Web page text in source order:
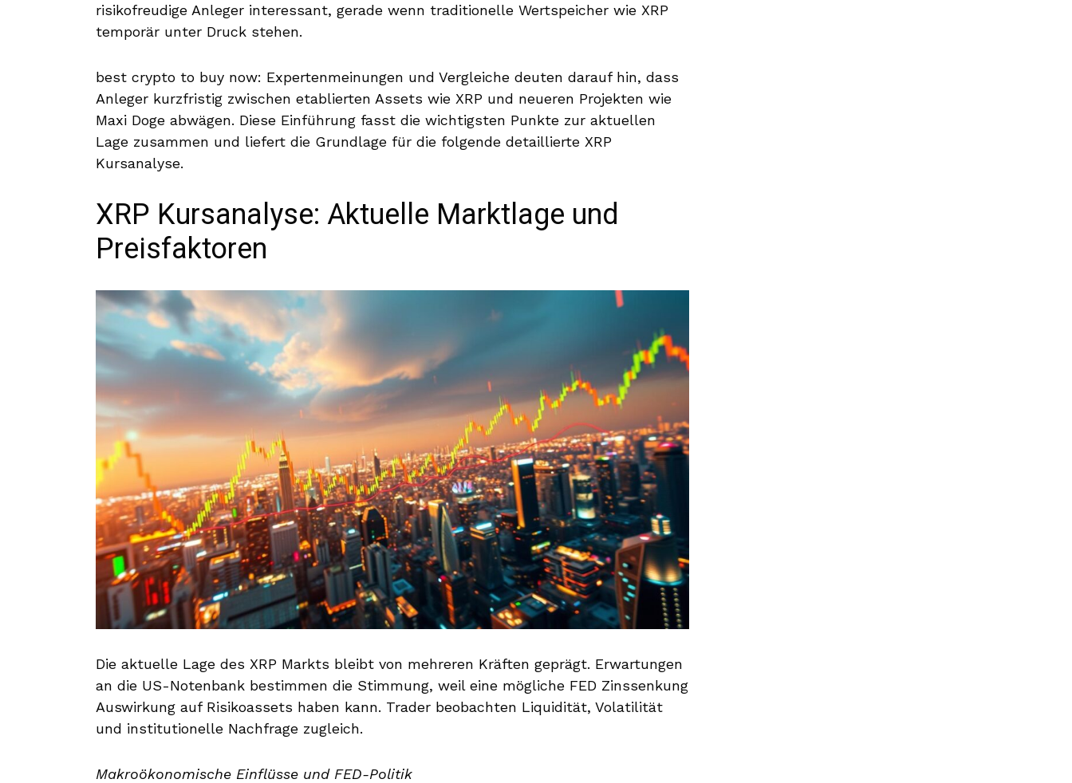
risikofreudige Anleger interessant, gerade wenn traditionelle Wertspeicher wie XRP
temporär unter Druck stehen.
best crypto to buy now: Expertenmeinungen und Vergleiche deuten darauf hin, dass
Anleger kurzfristig zwischen etablierten Assets wie XRP und neueren Projekten wie
Maxi Doge abwägen. Diese Einführung fasst die wichtigsten Punkte zur aktuellen
Lage zusammen und liefert die Grundlage für die folgende detaillierte XRP
Kursanalyse.
XRP Kursanalyse: Aktuelle Marktlage und
Preisfaktoren
Die aktuelle Lage des XRP Markts bleibt von mehreren Kräften geprägt. Erwartungen
an die US-Notenbank bestimmen die Stimmung, weil eine mögliche FED Zinssenkung
Auswirkung auf Risikoassets haben kann. Trader beobachten Liquidität, Volatilität
und institutionelle Nachfrage zugleich.
Makroökonomische Einflüsse und FED-Politik